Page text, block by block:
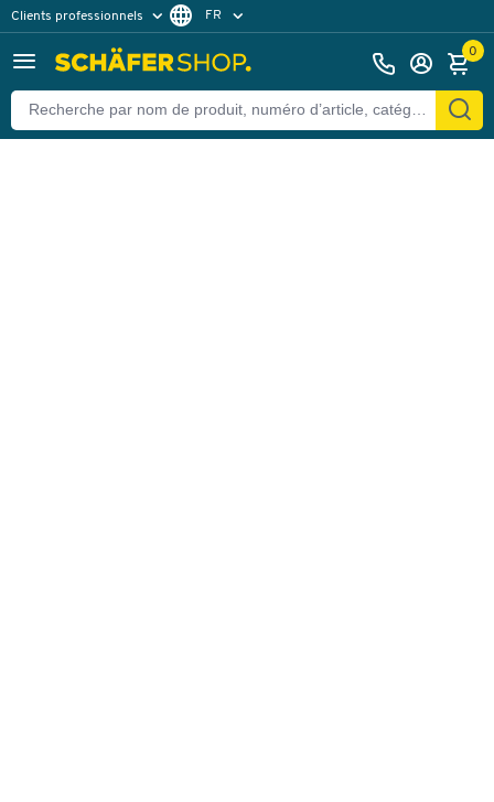
Clients professionnels
Clients particuliers
FR
0
Retour